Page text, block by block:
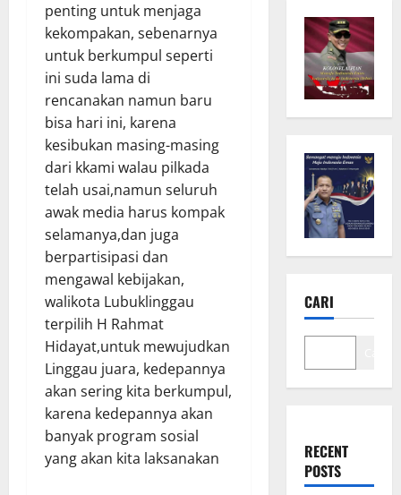
penting untuk menjaga
kekompakan, sebenarnya
untuk berkumpul seperti
ini suda lama di
rencanakan namun baru
bisa hari ini, karena
kesibukan masing-masing
dari kkami walau pilkada
telah usai,namun seluruh
awak media harus kompak
selamanya,dan juga
berpartisipasi dan
mengawal kebijakan,
walikota Lubuklinggau
terpilih H Rahmat
Hidayat,untuk mewujudkan
Linggau juara, kedepannya
akan sering kita berkumpul,
karena kedepannya akan
banyak program sosial
yang akan kita laksanakan
CARI
RECENT
POSTS